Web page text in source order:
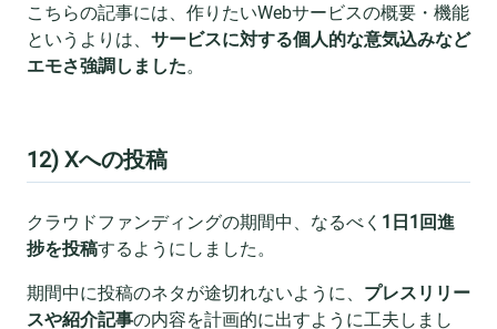
こちらの記事には、作りたいWebサービスの概要・機能
というよりは、 サービスに対する個人的な意気込みなど
エモさ強調しました。
12) Xへの投稿
クラウドファンディングの期間中、なるべく 1日1回進
捗を投稿するようにしました。
期間中に投稿のネタが途切れないように、 プレスリリー
スや紹介記事の内容を計画的に出すように工夫しまし